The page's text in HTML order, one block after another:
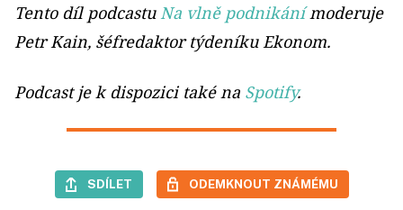
Tento díl podcastuNa vlně podnikánímoderuje
Petr Kain, šéfredaktor týdeníku Ekonom.
Podcast je k dispozici také na Spotify.
SDÍLET ODEMKNOUT ZNÁMÉMU